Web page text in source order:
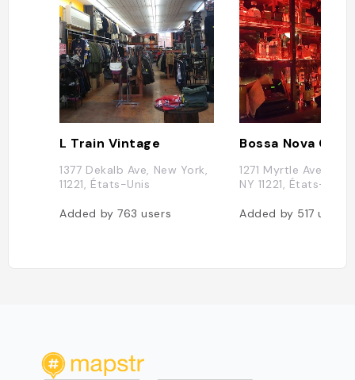
L Train Vintage
1377 Dekalb Ave, New York,
11221, États-Unis
Added by763users
Bossa Nova
1271 Myrtle Ave,
NY 11221, États-Unis
Added by 517users